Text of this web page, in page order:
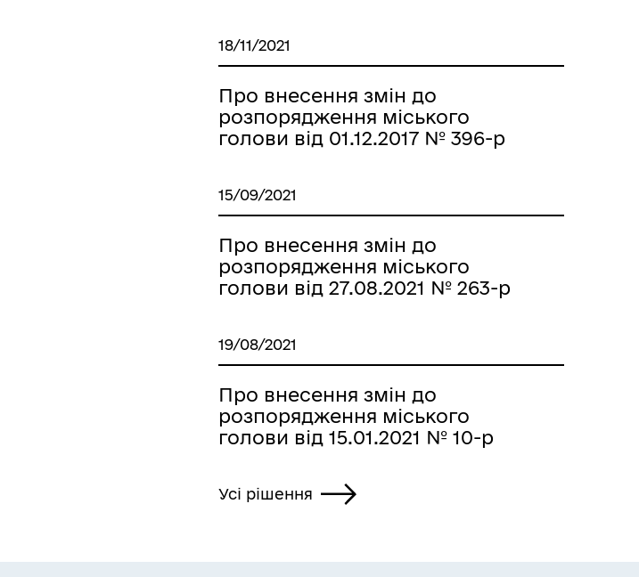
18/11/2021
Про внесення змін до
розпорядження міського
голови від 01.12.2017 № 396-р
15/09/2021
Про внесення змін до
розпорядження міського
голови від 27.08.2021 № 263-р
19/08/2021
Про внесення змін до
розпорядження міського
голови від 15.01.2021 № 10-р
Усі рішення